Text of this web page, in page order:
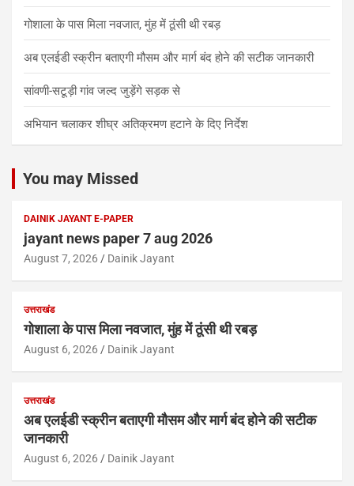
गोशाला के पास मिला नवजात, मुंह में ठूंसी थी रबड़
अब एलईडी स्क्रीन बताएगी मौसम और मार्ग बंद होने की सटीक जानकारी
सांवणी-सटूड़ी गांव जल्द जुड़ेंगे सड़क से
अभियान चलाकर शीघ्र अतिक्रमण हटाने के दिए निर्देश
You may Missed
DAINIK JAYANT E-PAPER
jayant news paper 7 aug 2026
August 7, 2026 Dainik Jayant
उत्तराखंड
गोशाला के पास मिला नवजात, मुंह में ठूंसी थी रबड़
August 6, 2026 Dainik Jayant
उत्तराखंड
अब एलईडी स्क्रीन बताएगी मौसम और मार्ग बंद होने की सटीक
जानकारी
August 6, 2026 Dainik Jayant